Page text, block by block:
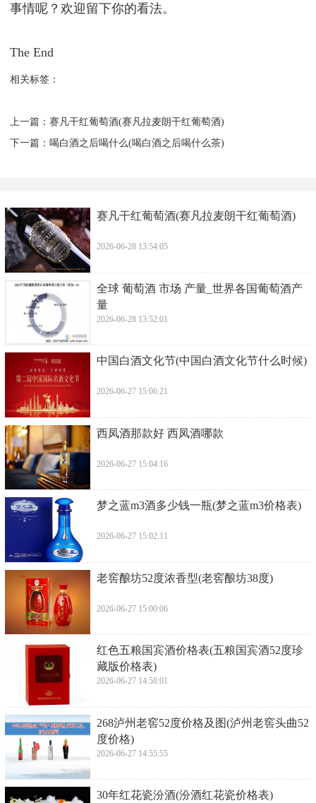
事情呢？欢迎留下你的看法。
The End
相关标签：
上一篇： ​赛凡干红葡萄酒(赛凡拉麦朗干红葡萄酒)
下一篇： ​喝白酒之后喝什么(喝白酒之后喝什么茶)
​赛凡干红葡萄酒(赛凡拉麦朗干红葡萄酒)
2026-06-28 13:54:05
​全球 葡萄酒 市场 产量_世界各国葡萄酒产
量
2026-06-28 13:52:01
​中国白酒文化节(中国白酒文化节什么时候)
2026-06-27 15:06:21
​西凤酒那款好 西凤酒哪款
2026-06-27 15:04:16
​梦之蓝m3酒多少钱一瓶(梦之蓝m3价格表)
2026-06-27 15:02:11
​老窖酿坊52度浓香型(老窖酿坊38度)
2026-06-27 15:00:06
​红色五粮国宾酒价格表(五粮国宾酒52度珍
藏版价格表)
2026-06-27 14:58:01
​268泸州老窖52度价格及图(泸州老窖头曲52
度价格)
2026-06-27 14:55:55
​30年红花瓷汾酒(汾酒红花瓷价格表)